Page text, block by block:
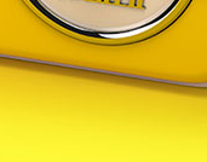
a guanyar o